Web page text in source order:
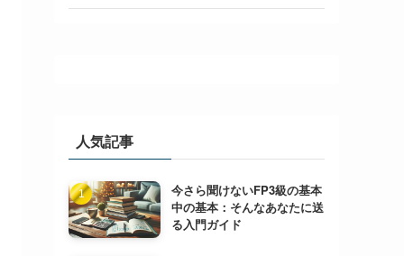
人気記事
今さら聞けないFP3級の基本
中の基本：そんなあなたに送
る入門ガイド